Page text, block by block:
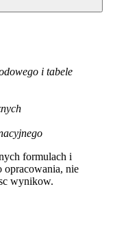
i tabele
formulach i
opracowania, nie
wynikow.